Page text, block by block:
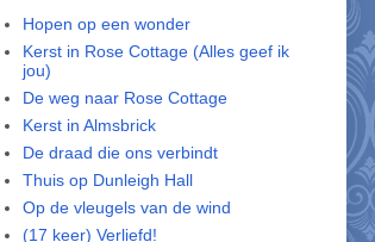
Hopen op een wonder
Kerst in Rose Cottage (Alles geef ik
jou)
De weg naar Rose Cottage
Kerst in Almsbrick
De draad die ons verbindt
Thuis op Dunleigh Hall
Op de vleugels van de wind
(17 keer) Verliefd!